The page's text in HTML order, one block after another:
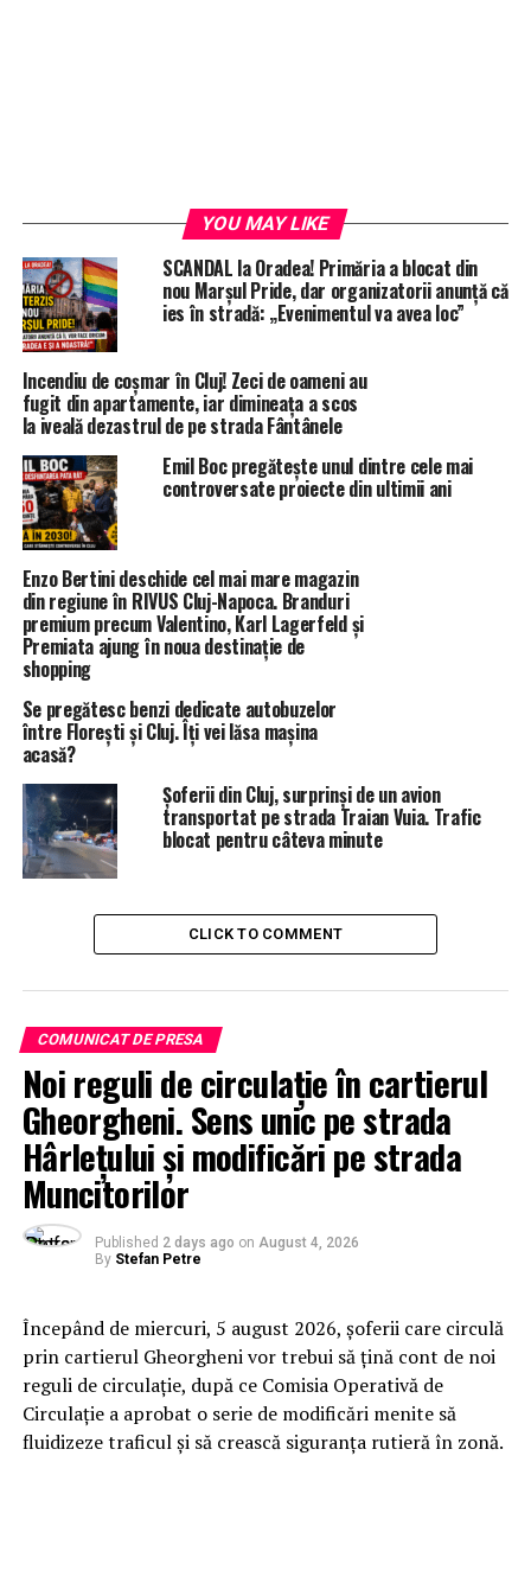
YOU MAY LIKE
SCANDAL la Oradea! Primăria a blocat din
nou Marșul Pride, dar organizatorii anunță că
ies în stradă: „Evenimentul va avea loc”
Incendiu de coșmar în Cluj! Zeci de oameni au
fugit din apartamente, iar dimineața a scos
la iveală dezastrul de pe strada Fântânele
Emil Boc pregătește unul dintre cele mai
controversate proiecte din ultimii ani
Enzo Bertini deschide cel mai mare magazin
din regiune în RIVUS Cluj-Napoca. Branduri
premium precum Valentino, Karl Lagerfeld și
Premiata ajung în noua destinație de
shopping
Se pregătesc benzi dedicate autobuzelor
între Florești și Cluj. Îți vei lăsa mașina
acasă?
Șoferii din Cluj, surprinși de un avion
transportat pe strada Traian Vuia. Trafic
blocat pentru câteva minute
CLICK TO COMMENT
COMUNICAT DE PRESA
Noi reguli de circulație în cartierul
Gheorgheni. Sens unic pe strada
Hârlețului și modificări pe strada
Muncitorilor
Published 2 days ago on August 4, 2026
By Stefan Petre
Începând de miercuri, 5 august 2026, șoferii care circulă
prin cartierul Gheorgheni vor trebui să țină cont de noi
reguli de circulație, după ce Comisia Operativă de
Circulație a aprobat o serie de modificări menite să
fluidizeze traficul și să crească siguranța rutieră în zonă.